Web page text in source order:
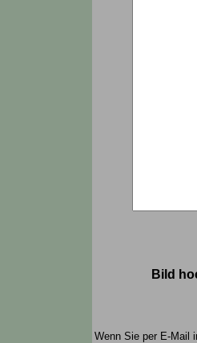
Bild
Wenn Sie per E-Mail